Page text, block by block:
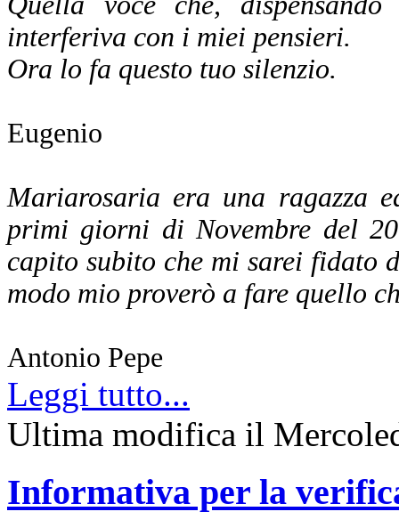
interferiva con i miei pensieri.
Ora lo fa questo tuo silenzio.
Eugenio
Mariarosaria era una ragazza
primi giorni di Novembre del
capito subito che mi sarei fidato
modo mio proverò a fare quello
Antonio Pepe
Leggi tutto...
Ultima modifica il
Informativa per la